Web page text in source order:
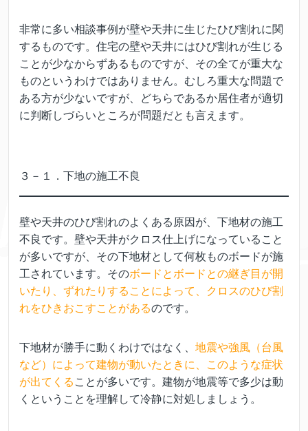
非常に多い相談事例が壁や天井に生じたひび割れに関
するものです。住宅の壁や天井にはひび割れが生じる
ことが少なからずあるものですが、その全てが重大な
ものというわけではありません。むしろ重大な問題で
ある方が少ないですが、どちらであるか居住者が適切
に判断しづらいところが問題だとも言えます。
３－１．下地の施工不良
壁や天井のひび割れのよくある原因が、下地材の施工
不良です。壁や天井がクロス仕上げになっていること
が多いですが、その下地材として何枚ものボードが施
工されています。そのボードとボードとの継ぎ目が開
いたり、ずれたりすることによって、クロスのひび割
れをひきおこすことがあるのです。
下地材が勝手に動くわけではなく、 地震や強風（台風
など）によって建物が動いたときに、このような症状
が出てくる ことが多いです。建物が地震等で多少は動
くということを理解して冷静に対処しましょう。